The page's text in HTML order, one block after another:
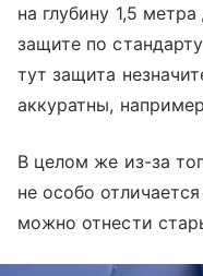
на глубину 1,5
защите по
тут защита
аккуратны,
В целом же из-за
не особо
можно отнести